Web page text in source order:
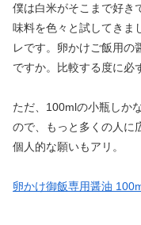
僕は白米がそこまで好き
味料を色々と試してきま
レです。卵かけご飯用の
ですか。比較する度に必
ただ、100mlの小瓶しか
ので、もっと多くの人
個人的な願いもアリ。
卵かけ御飯専用醤油